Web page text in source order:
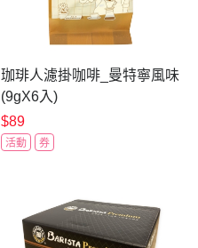
珈琲人濾掛咖啡_曼特寧風味
(9gX6入)
$89
活動 券